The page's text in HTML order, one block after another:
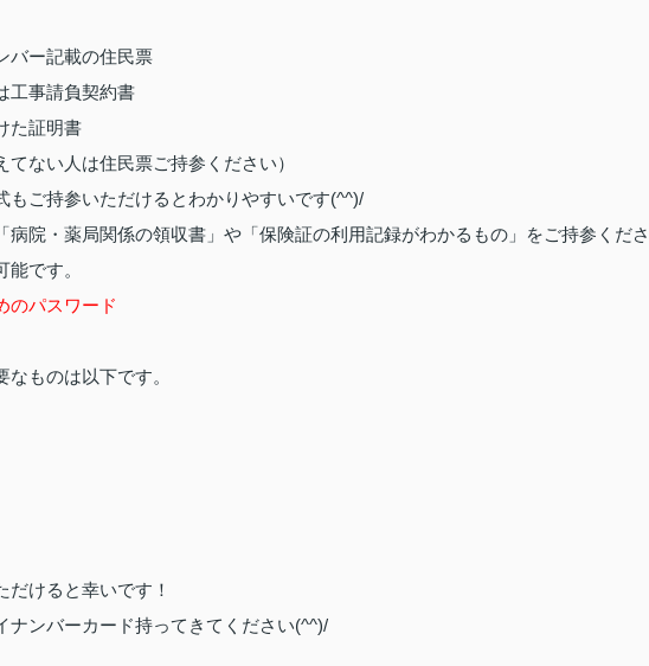
バー記載の住民票
工事請負契約書
た証明書
ない人は住民票ご持参ください）
ご持参いただけるとわかりやすいです(^^)/
病院・薬局関係の領収書」や「保険証の利用記録がわかるもの」をご持参くださ
です。
のパスワード
ものは以下です。
けると幸いです！
ナンバーカード持ってきてください(^^)/